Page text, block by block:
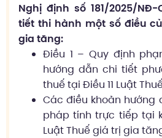
Nghị định số 181/2025/
tiết thi hành một số điều
gia tăng:
Điều 1 – Quy định
hướng dẫn chi tiết
thuế tại Điều 11 Luật
Các điều khoản hướng
pháp tính trực tiếp tại
Luật Thuế giá trị gia